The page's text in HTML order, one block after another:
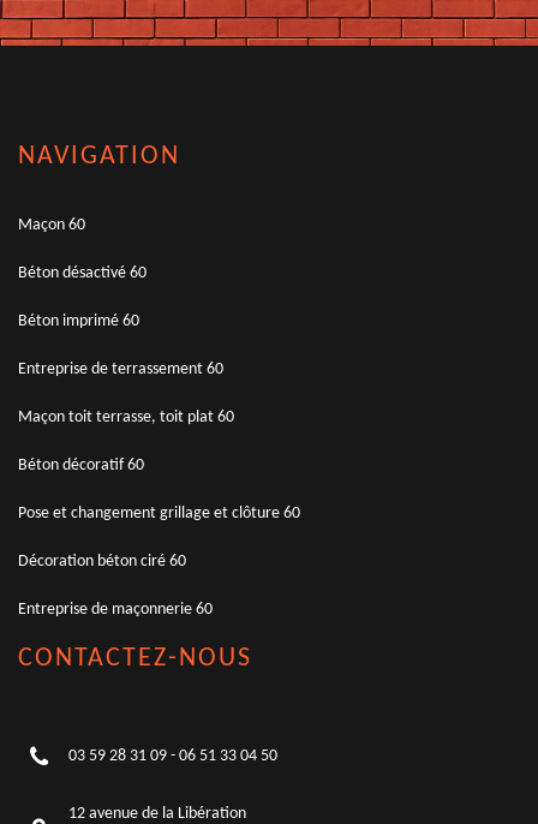
NAVIGATION
Maçon 60
Béton désactivé 60
Béton imprimé 60
Entreprise de terrassement 60
Maçon toit terrasse, toit plat 60
Béton décoratif 60
Pose et changement grillage et clôture 60
Décoration béton ciré 60
Entreprise de maçonnerie 60
CONTACTEZ-NOUS
03 59 28 31 09 - 06 51 33 04 50
12 avenue de la Libération